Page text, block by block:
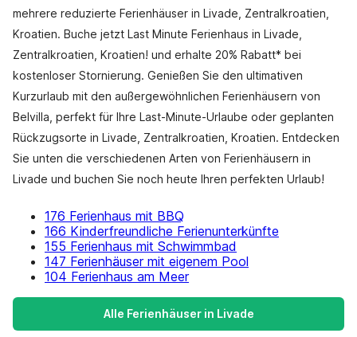
mehrere reduzierte Ferienhäuser in Livade, Zentralkroatien,
Kroatien. Buche jetzt Last Minute Ferienhaus in Livade,
Zentralkroatien, Kroatien! und erhalte 20% Rabatt* bei
kostenloser Stornierung. Genießen Sie den ultimativen
Kurzurlaub mit den außergewöhnlichen Ferienhäusern von
Belvilla, perfekt für Ihre Last-Minute-Urlaube oder geplanten
Rückzugsorte in Livade, Zentralkroatien, Kroatien. Entdecken
Sie unten die verschiedenen Arten von Ferienhäusern in
Livade und buchen Sie noch heute Ihren perfekten Urlaub!
176 Ferienhaus mit BBQ
166 Kinderfreundliche Ferienunterkünfte
155 Ferienhaus mit Schwimmbad
147 Ferienhäuser mit eigenem Pool
104 Ferienhaus am Meer
Alle Ferienhäuser in Livade